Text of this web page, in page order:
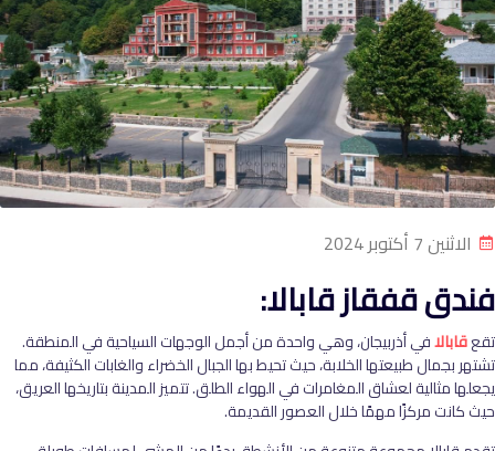
الاثنين 7 أكتوبر 2024
فندق قفقاز قابالا:
تقعقابالافي أذربيجان، وهي واحدة من أجمل الوجهات السياحية في المنطقة.
تشتهر بجمال طبيعتها الخلابة، حيث تحيط بها الجبال الخضراء والغابات الكثيفة، مما
يجعلها مثالية لعشاق المغامرات في الهواء الطلق. تتميز المدينة بتاريخها العريق،
حيث كانت مركزًا مهمًا خلال العصور القديمة.